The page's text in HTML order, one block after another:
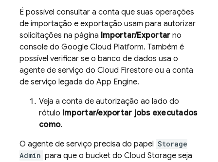
É possível consultar a conta que suas operações
de importação e exportação usam para autorizar
solicitações na página Importar/Exportar no
console do Google Cloud Platform. Também é
possível verificar se o banco de dados usa o
agente de serviço do Cloud Firestore ou a conta
de serviço legada do App Engine.
Veja a conta de autorização ao lado do
rótulo Importar/exportar jobs executados
como.
O agente de serviço precisa do papel Storage
Admin para que o bucket do Cloud Storage seja